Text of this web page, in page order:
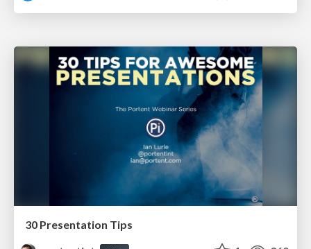
30 Presentation Tips